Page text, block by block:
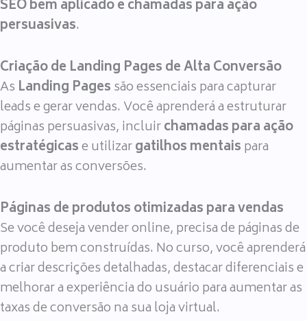
SEO bem aplicado e chamadas para ação
persuasivas.
Criação de Landing Pages de Alta Conversão
As Landing Pagessão essenciais para capturar
leads e gerar vendas. Você aprenderá a estruturar
páginas persuasivas, incluirchamadas para ação
estratégicase utilizargatilhos mentaispara
aumentar as conversões.
Páginas de produtos otimizadas para vendas
Se você deseja vender online, precisa de páginas de
produto bem construídas. No curso, você aprenderá
a criar descrições detalhadas, destacar diferenciais e
melhorar a experiência do usuário para aumentar as
taxas de conversão na sua loja virtual.